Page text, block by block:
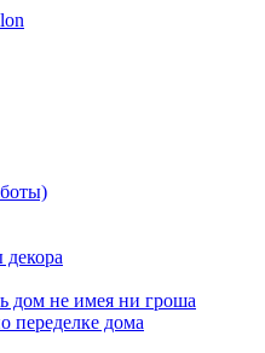
дом не имея ни гроша
переделке дома